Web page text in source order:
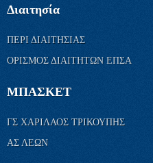
Διαιτησία
ΠΕΡΙ ΔΙΑΙΤΗΣΙΑΣ
ΟΡΙΣΜΟΣ ΔΙΑΙΤΗΤΩΝ ΕΠΣΑ
ΜΠΑΣΚΕΤ
ΓΣ ΧΑΡΙΛΑΟΣ ΤΡΙΚΟΥΠΗΣ
ΑΣ ΛΕΩΝ